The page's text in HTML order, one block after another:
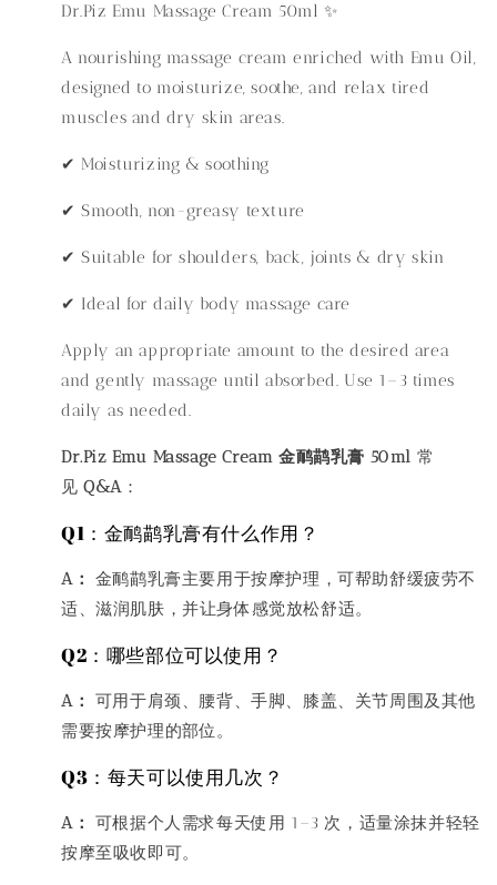
Dr.Piz Emu Massage Cream 50ml ✨
A nourishing massage cream enriched with Emu Oil,
designed to moisturize, soothe, and relax tired
muscles and dry skin areas.
✔ Moisturizing & soothing
✔ Smooth, non-greasy texture
✔ Suitable for shoulders, back, joints & dry skin
✔ Ideal for daily body massage care
Apply an appropriate amount to the desired area
and gently massage until absorbed. Use 1–3 times
daily as needed.
Dr.Piz Emu Massage Cream 金鸸鹋乳膏 50ml 常
见Q&A ：
Q1：金鸸鹋乳膏有什么作用？
A：
金鸸鹋乳膏主要用于按摩护理，可帮助舒缓疲劳不
适、滋润肌肤，并让身体感觉放松舒适。
Q2：哪些部位可以使用？
A：
可用于肩颈、腰背、手脚、膝盖、关节周围及其他
需要按摩护理的部位。
Q3：每天可以使用几次？
A：
可根据个人需求每天使用 1–3 次，适量涂抹并轻轻
按摩至吸收即可。